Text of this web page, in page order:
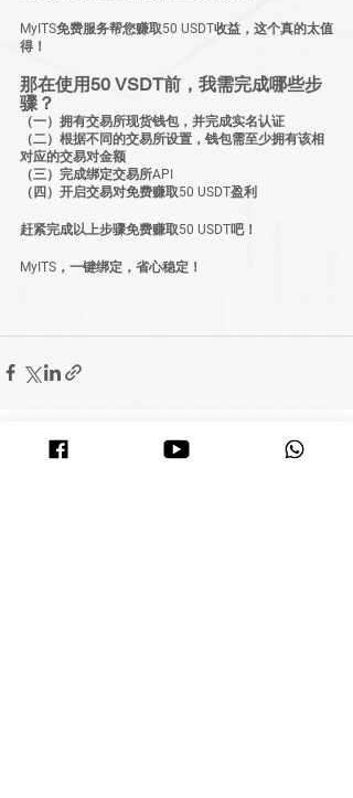
MyITS免费服务帮您赚取50 USDT收益，这个真的太值
得！
那在使用50 VSDT前，我需完成哪些步
骤？
（一）拥有交易所现货钱包，并完成实名认证
（二）根据不同的交易所设置，钱包需至少拥有该相
对应的交易对金额
（三）完成绑定交易所API
（四）开启交易对免费赚取50 USDT盈利
赶紧完成以上步骤免费赚取50 USDT吧！
MyITS，一键绑定，省心稳定！
相關文章 查看全部